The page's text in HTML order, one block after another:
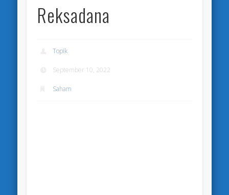
Reksadana
Topik
September 10, 2022
Saham